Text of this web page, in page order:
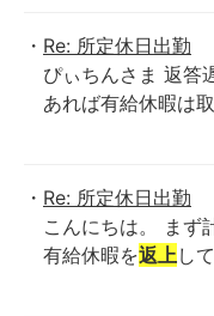
Re: 所定休日出勤
ぴぃちんさま 返答
あれば有給休暇は
Re: 所定休日出勤
こんにちは。 まず
有給休暇を返上し